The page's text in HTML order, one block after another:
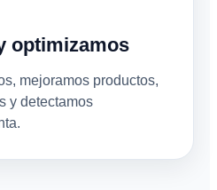
optimizamos
mejoramos productos,
y detectamos